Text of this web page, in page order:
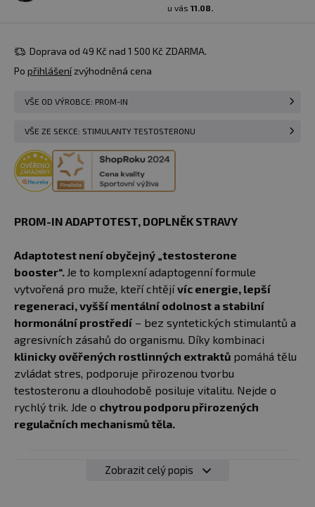
u vás 11.08.
Doprava od 49 Kč nad 1 500 Kč ZDARMA.
Po přihlášenízvýhodněná cena
VŠE OD VÝROBCE: PROM-IN
VŠE ZE SEKCE: STIMULANTY TESTOSTERONU
PROM-IN ADAPTOTEST, DOPLNĚK STRAVY
Adaptotest není obyčejný „testosterone
booster“. Je to komplexní adaptogenní formule
vytvořená pro muže, kteří chtějívíc energie, lepší
regeneraci, vyšší mentální odolnost a stabilní
hormonální prostředí – bez syntetických stimulantů a
agresivních zásahů do organismu. Díky kombinaci
klinicky ověřených rostlinných extraktů pomáhá tělu
zvládat stres, podporuje přirozenou tvorbu
testosteronu a dlouhodobě posiluje vitalitu. Nejde o
rychlý trik. Jde o chytrou podporu přirozených
regulačních mechanismů těla.
Podpora přirozeného testosteronu
Zobrazit celý popis